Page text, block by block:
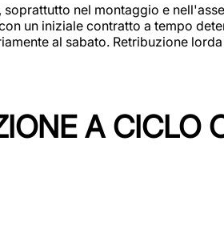
nel montaggio e
un iniziale contratto a tempo
al sabato. Retribuzione
A CICLO